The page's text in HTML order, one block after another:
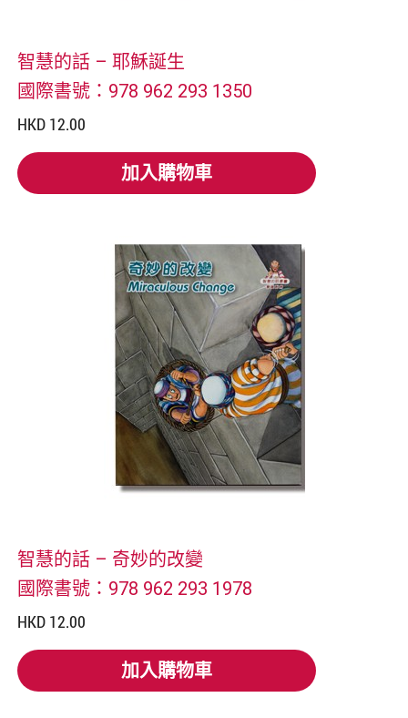
智慧的話 – 耶穌誕生
國際書號：978 962 293 1350
HKD 12.00
加入購物車
加入購物車
智慧的話 – 奇妙的改變
國際書號：978 962 293 1978
HKD 12.00
加入購物車
加入購物車